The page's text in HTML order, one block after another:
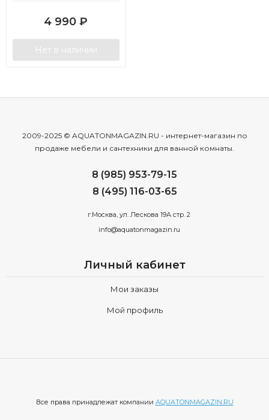
4 990 ₽
Нет в наличии
2009-2025 © AQUATONMAGAZIN.RU - интернет-магазин по
продаже мебели и сантехники для ванной комнаты.
8 (985) 953-79-15
8 (495) 116-03-65
г.Москва, ул. Лескова 19А стр. 2
info@aquatonmagazin.ru
Личный кабинет
Мои заказы
Мой профиль
Все права принадлежат компании AQUATONMAGAZIN.RU